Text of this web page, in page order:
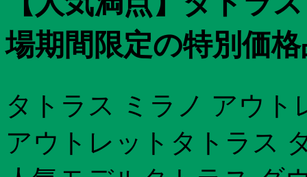
場期間限定の特別価格
タトラス ミラノ アウト
アウトレットタトラス